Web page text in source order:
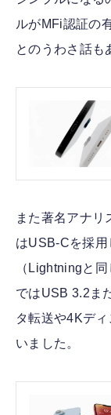
ルがMFi認証の
とのうわさ話も
また著名アナ
はUSB-Cを採
（Lightningと
ではUSB 3.2ま
タ転送や4Kデ
いました。